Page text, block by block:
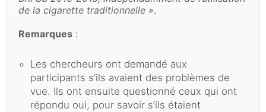
de la cigarette traditionnelle ».
Remarques :
Les chercheurs ont demandé aux
participants s’ils avaient des problèmes de
vue. Ils ont ensuite questionné ceux qui ont
répondu oui, pour savoir s’ils étaient